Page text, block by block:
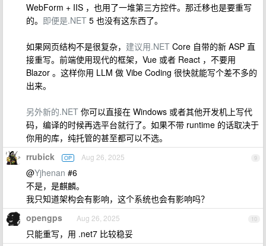
WebForm + IIS ，也用了一堆第三方控件。那迁移也是要重写
的。 即便是.NET 5 也没有这东西了。
如果网页结构不是很复杂， 建议用.NET Core 自带的新 ASP 直
接重写。前端使用现代的框架，Vue 或者 React ，不要用
Blazor 。这样你用 LLM 做 Vibe Coding 很快就能写个差不多的
出来。
另外新的.NET 你可以直接在 Windows 或者其他开发机上写代
码，编译的时候再选平台就行了。如果不带 runtime 的话取决于
你用的库，纯托管的甚至都可以不选。
9
rrubick OP Aug 26, 2025
@Yjhenan #6
不是，是麒麟。
我只知道架构会有影响，这个系统也会有影响吗？
10
opengps Aug 26, 2025
只能重写，用 .net7 比较稳妥